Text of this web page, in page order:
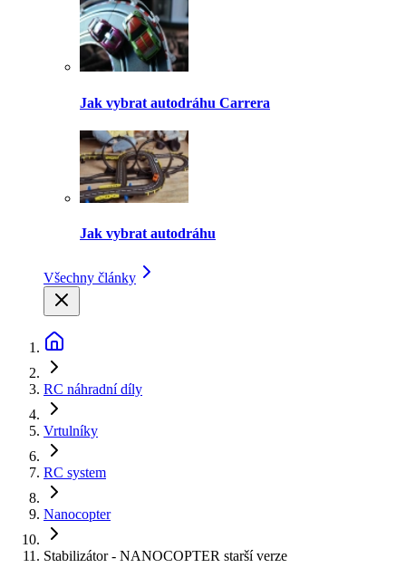
Jak vybrat autodráhu Carrera
Jak vybrat autodráhu
Všechny články
RC náhradní díly
Vrtulníky
RC system
Nanocopter
Stabilizátor - NANOCOPTER starší verze